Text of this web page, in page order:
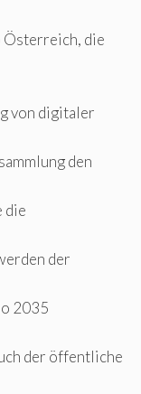
Österreich, die
von digitaler
den
die
der
2035
der öffentliche